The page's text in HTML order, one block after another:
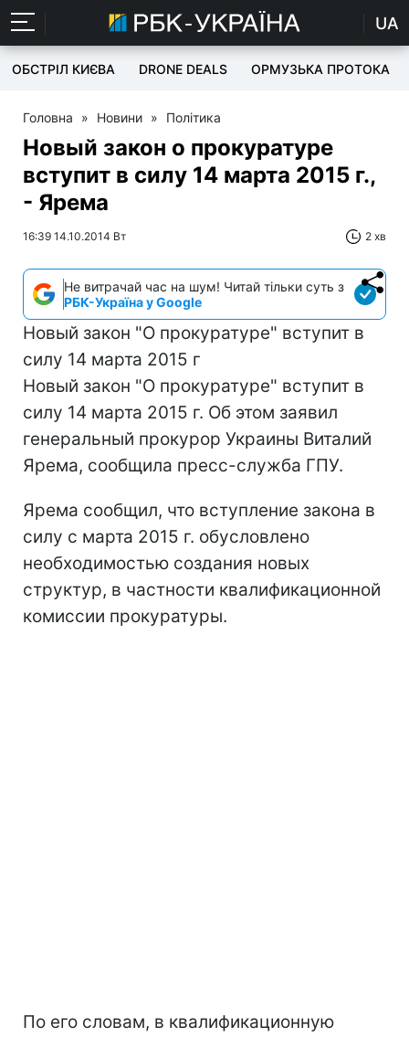
UA
ОБСТРІЛ КИЄВА DRONE DEALS ОРМУЗЬКА ПРОТОКА
Головна » Новини » Політика
Новый закон о прокуратуре
вступит в силу 14 марта 2015 г.,
- Ярема
16:39 14.10.2014 Вт 2 хв
Не витрачай час на шум! Читай тільки суть з
РБК-Україна у Google
Новый закон "О прокуратуре" вступит в
силу 14 марта 2015 г
Новый закон "О прокуратуре" вступит в
силу 14 марта 2015 г. Об этом заявил
генеральный прокурор Украины Виталий
Ярема, сообщила пресс-служба ГПУ.
Ярема сообщил, что вступление закона в
силу с марта 2015 г. обусловлено
необходимостью создания новых
структур, в частности квалификационной
комиссии прокуратуры.
По его словам, в квалификационную